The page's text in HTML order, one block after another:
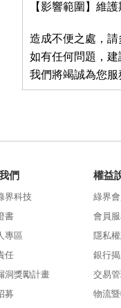
【影響範圍】 維護
造成不便之處，請
如有任何問題，建
我們將竭誠為您服
們
界科技
書
專區
任
洞獎勵計畫
募
權益
綠界
會員
隱私
銀行
交易
物流